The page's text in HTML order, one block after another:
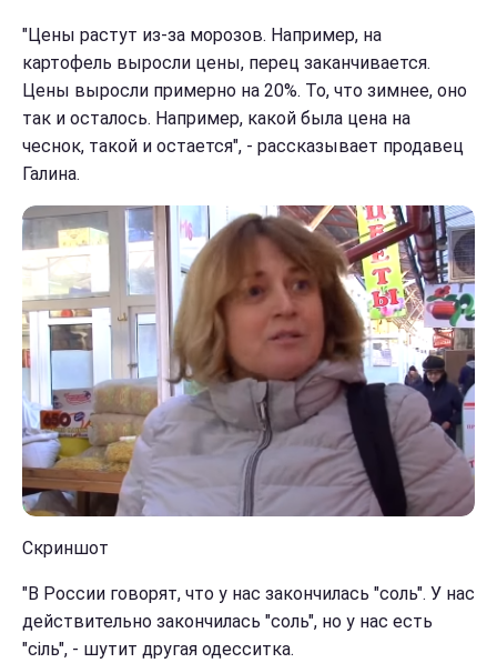
"Цены растут из-за морозов. Например, на
картофель выросли цены, перец заканчивается.
Цены выросли примерно на 20%. То, что зимнее, оно
так и осталось. Например, какой была цена на
чеснок, такой и остается", - рассказывает продавец
Галина.
Скриншот
"В России говорят, что у нас закончилась "соль". У нас
действительно закончилась "соль", но у нас есть
"сіль", - шутит другая одесситка.